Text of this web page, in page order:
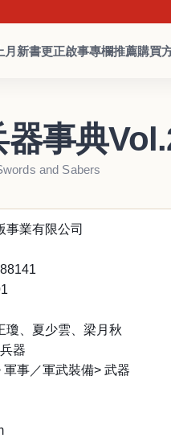
上月新書更正啟事專欄推薦購買
器事典
and Sabers
事業有限公司
瓊、夏少雲、梁月秋
器
軍事／軍武裝備> 武器